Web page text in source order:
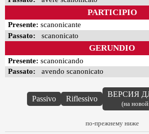
PARTICIPIO
Presente: scanonicante
Passato: scanonicato
GERUNDIO
Presente: scanonicando
Passato: avendo scanonicato
Passivo Riflessivo
ВЕРСИЯ
(на
по-прежнему ниже